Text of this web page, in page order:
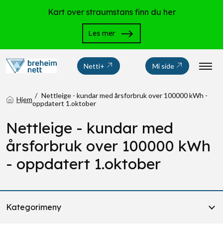
Kart over straumstans finn du her
Les mer
Netti+ Mi side
Hjem
Nettleige - kundar med årsforbruk over 100000 kWh -
oppdatert 1.oktober
Nettleige - kundar med
årsforbruk over 100000 kWh
- oppdatert 1.oktober
Kategorimeny